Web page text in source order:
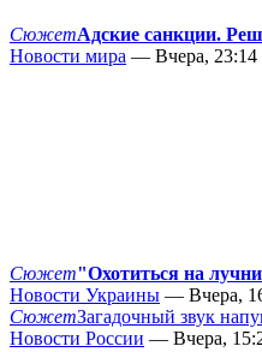
СюжетАдские санкции.
Новости мира — Вчера, 23:14
Сюжет"Охотиться на
Новости Украины — Вчера,
СюжетЗагадочный звук
Новости России — Вчера,